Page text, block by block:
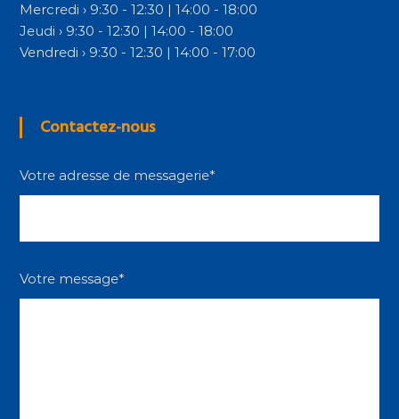
Mercredi › 9:30 - 12:30 | 14:00 - 18:00
Jeudi › 9:30 - 12:30 | 14:00 - 18:00
Vendredi › 9:30 - 12:30 | 14:00 - 17:00
Contactez-nous
Votre adresse de messagerie*
Votre message*